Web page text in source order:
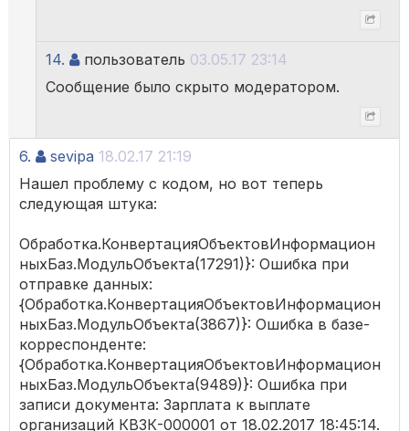
14. пользователь 03.05.17 23:14
Сообщение было скрыто модератором.
6. sevipa 18.02.17 21:19
Нашел проблему с кодом, но вот теперь
следующая штука:
Обработка.КонвертацияОбъектовИнформацион
ныхБаз.МодульОбъекта(17291)}: Ошибка при
отправке данных:
{Обработка.КонвертацияОбъектовИнформацион
ныхБаз.МодульОбъекта(3867)}: Ошибка в базе-
корреспонденте:
{Обработка.КонвертацияОбъектовИнформацион
ныхБаз.МодульОбъекта(9489)}: Ошибка при
записи документа: Зарплата к выплате
организаций КВЗК-000001 от 18.02.2017 18:45:14.